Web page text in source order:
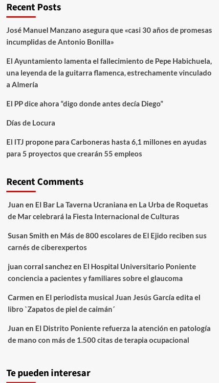
Recent Posts
José Manuel Manzano asegura que «casi 30 años de promesas
incumplidas de Antonio Bonilla»
El Ayuntamiento lamenta el fallecimiento de Pepe Habichuela,
una leyenda de la guitarra flamenca, estrechamente vinculado
a Almería
El PP dice ahora “digo donde antes decía Diego”
Días de Locura
El ITJ propone para Carboneras hasta 6,1 millones en ayudas
para 5 proyectos que crearán 55 empleos
Recent Comments
Juan en El Bar La Taverna Ucraniana en La Urba de Roquetas
de Mar celebrará la Fiesta Internacional de Culturas
Susan Smith en Más de 800 escolares de El Ejido reciben sus
carnés de ciberexpertos
juan corral sanchezen El Hospital Universitario Poniente
conciencia a pacientes y familiares sobre el glaucoma
Carmen en El periodista musical Juan Jesús García edita el
libro `Zapatos de piel de caimán´
Juan en El Distrito Poniente refuerza la atención en patología
de mano con más de 1.500 citas de terapia ocupacional
Te pueden interesar